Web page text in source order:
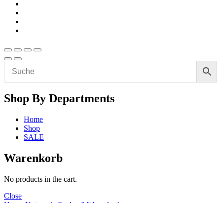
Shop By Departments
Home
Shop
SALE
Warenkorb
No products in the cart.
Close